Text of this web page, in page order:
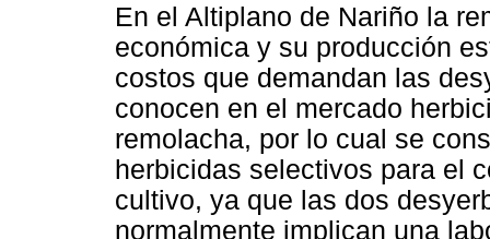
En el Altiplano de Nariño la
económica y su producción
costos que demandan las
conocen en el mercado
remolacha, por lo cual se
herbicidas selectivos para el
cultivo, ya que las dos
normalmente implican una